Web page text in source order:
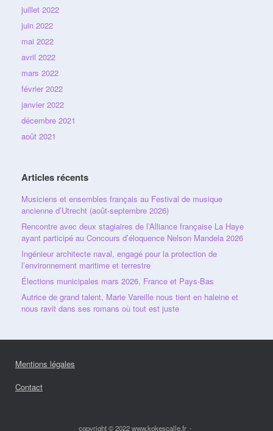
juillet 2022
juin 2022
mai 2022
avril 2022
mars 2022
février 2022
janvier 2022
décembre 2021
août 2021
Articles récents
Musiciens et ensembles français au Festival de musique
ancienne d’Utrecht (août-septembre 2026)
Rencontre avec deux stagiaires de l’Alliance française La Haye
ayant participé au Concours d’éloquence Nelson Mandela 2026
Ingénieur architecte naval, engagé pour la protection de
l’environnement maritime et terrestre
Élections municipales mars 2026, France et Pays-Bas
Autrice de grand talent, Marie Vareille nous tient en haleine et
nous ravit dans ses romans où tout est juste
Mentions légales
Contact
copyright © 2022 www.kokescalle.fr